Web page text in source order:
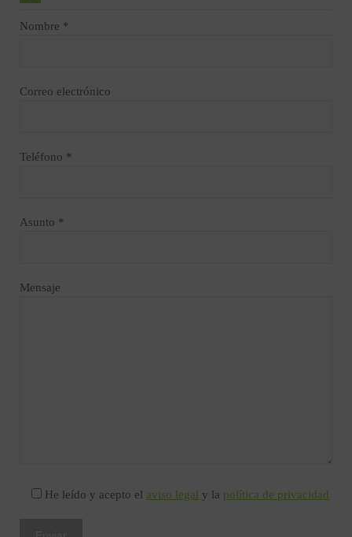
Nombre *
Correo electrónico
Teléfono *
Asunto *
Mensaje
He leído y acepto el aviso legal y la política de privacidad